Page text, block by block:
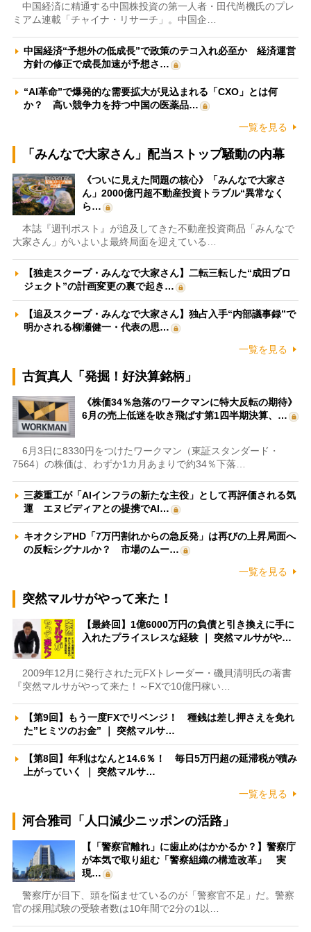
中国経済に精通する中国株投資の第一人者・田代尚機氏のプレ
ミアム連載「チャイナ・リサーチ」。中国企…
中国経済“予想外の低成長”で政策のテコ入れ必至か 経済運営
方針の修正で成長加速が予想さ…
“AI革命”で爆発的な需要拡大が見込まれる「CXO」とは何
か？ 高い競争力を持つ中国の医薬品…
一覧を見る
「みんなで大家さん」配当ストップ騒動の内幕
《ついに見えた問題の核心》「みんなで大家さ
ん」2000億円超不動産投資トラブル“異常なく
ら…
本誌『週刊ポスト』が追及してきた不動産投資商品「みんなで
大家さん」がいよいよ最終局面を迎えている…
【独走スクープ・みんなで大家さん】二転三転した“成田プロ
ジェクト”の計画変更の裏で起き…
【追及スクープ・みんなで大家さん】独占入手“内部議事録”で
明かされる柳瀬健一・代表の思…
一覧を見る
古賀真人「発掘！好決算銘柄」
《株価34％急落のワークマンに特大反転の期待》
6月の売上低迷を吹き飛ばす第1四半期決算、…
6月3日に8330円をつけたワークマン（東証スタンダード・
7564）の株価は、わずか1カ月あまりで約34％下落…
三菱重工が「AIインフラの新たな主役」として再評価される気
運 エヌビディアとの提携でAI…
キオクシアHD「7万円割れからの急反発」は再びの上昇局面へ
の反転シグナルか？ 市場のムー…
一覧を見る
突然マルサがやって来た！
【最終回】1億6000万円の負債と引き換えに手に
入れたプライスレスな経験 ｜ 突然マルサがや…
2009年12月に発行された元FXトレーダー・磯貝清明氏の著書
『突然マルサがやって来た！～FXで10億円稼い…
【第9回】もう一度FXでリベンジ！ 種銭は差し押さえを免れ
た”ヒミツのお金” ｜ 突然マルサ…
【第8回】年利はなんと14.6％！ 毎日5万円超の延滞税が積み
上がっていく ｜ 突然マルサ…
一覧を見る
河合雅司「人口減少ニッポンの活路」
【「警察官離れ」に歯止めはかかるか？】警察庁
が本気で取り組む「警察組織の構造改革」 実
現…
警察庁が目下、頭を悩ませているのが「警察官不足」だ。警察
官の採用試験の受験者数は10年間で2分の1以…